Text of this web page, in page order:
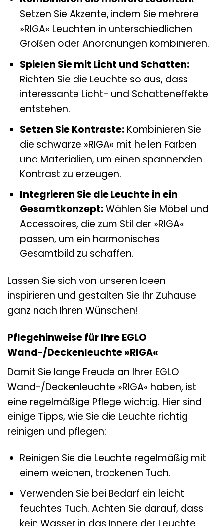
Setzen Sie Akzente, indem Sie mehrere
»RIGA« Leuchten in unterschiedlichen
Größen oder Anordnungen kombinieren.
Spielen Sie mit Licht und Schatten:
Richten Sie die Leuchte so aus, dass
interessante Licht- und Schatteneffekte
entstehen.
Setzen Sie Kontraste:Kombinieren Sie
die schwarze »RIGA« mit hellen Farben
und Materialien, um einen spannenden
Kontrast zu erzeugen.
Integrieren Sie die Leuchte in ein
Gesamtkonzept:Wählen Sie Möbel und
Accessoires, die zum Stil der »RIGA«
passen, um ein harmonisches
Gesamtbild zu schaffen.
Lassen Sie sich von unseren Ideen
inspirieren und gestalten Sie Ihr Zuhause
ganz nach Ihren Wünschen!
Pflegehinweise für Ihre EGLO
Wand-/Deckenleuchte »RIGA«
Damit Sie lange Freude an Ihrer EGLO
Wand-/Deckenleuchte »RIGA« haben, ist
eine regelmäßige Pflege wichtig. Hier sind
einige Tipps, wie Sie die Leuchte richtig
reinigen und pflegen:
Reinigen Sie die Leuchte regelmäßig mit
einem weichen, trockenen Tuch.
Verwenden Sie bei Bedarf ein leicht
feuchtes Tuch. Achten Sie darauf, dass
kein Wasser in das Innere der Leuchte